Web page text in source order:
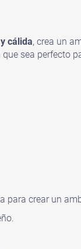
cálida, crea un
sea perfecto
para crear un